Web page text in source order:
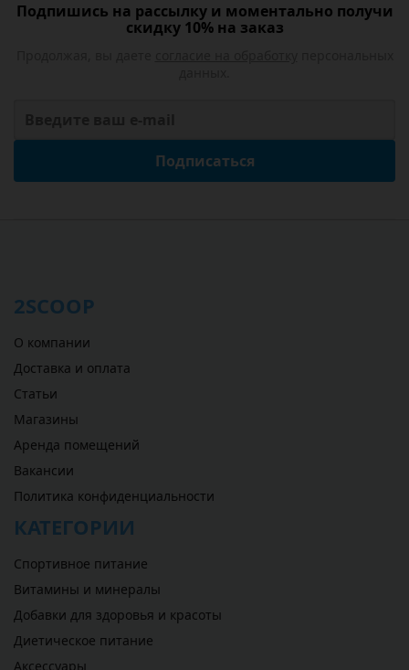
Подпишись на рассылку и моментально получи
скидку 10% на заказ
Подписаться
2SCOOP
О компании
Доставка и оплата
Статьи
Магазины
Аренда помещений
Вакансии
Политика конфиденциальности
КАТЕГОРИИ
Спортивное питание
Витамины и минералы
Добавки для здоровья и красоты
Диетическое питание
Аксессуары